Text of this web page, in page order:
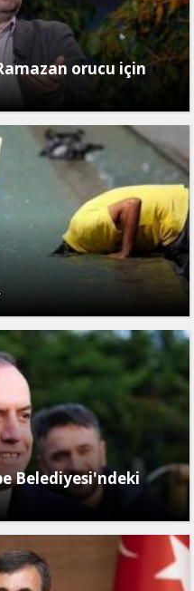
orucu için
Belediyesi'ndeki